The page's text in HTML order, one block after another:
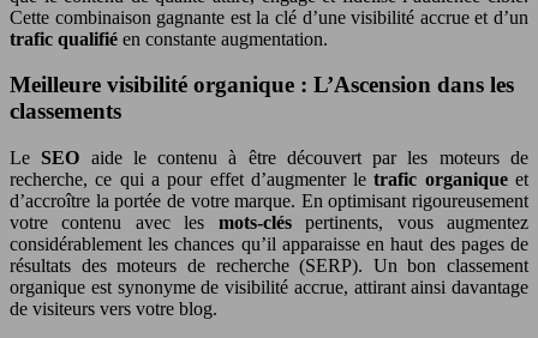
Cette combinaison gagnante est la clé d’une visibilité accrue et d’un
trafic qualifié en constante augmentation.
Meilleure visibilité organique : L’Ascension dans les
classements
LeSEO aide le contenu à être découvert par les moteurs de
recherche, ce qui a pour effet d’augmenter letrafic organiqueet
d’accroître la portée de votre marque. En optimisant rigoureusement
votre contenu avec les mots-cléspertinents, vous augmentez
considérablement les chances qu’il apparaisse en haut des pages de
résultats des moteurs de recherche (SERP). Un bon classement
organique est synonyme de visibilité accrue, attirant ainsi davantage
de visiteurs vers votre blog.